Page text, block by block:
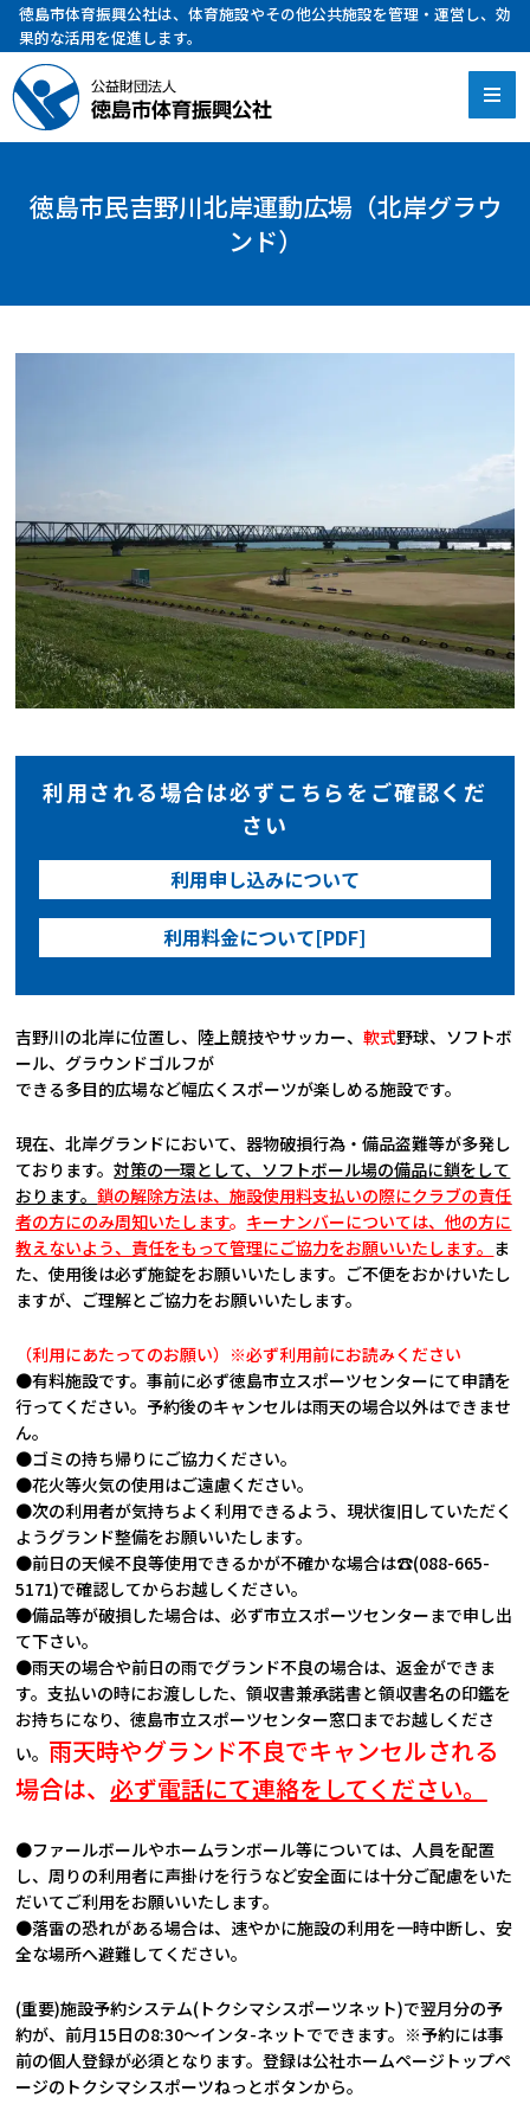
徳島市体育振興公社は、体育施設やその他公共施設を管理・運営し、効
果的な活用を促進します。
徳島市民吉野川北岸運動広場（北岸グラウ
ンド）
利用される場合は必ずこちらをご確認くだ
さい
利用申し込みについて
利用料金について[PDF]
吉野川の北岸に位置し、陸上競技やサッカー、軟式野球、ソフトボ
ール、グラウンドゴルフが
できる多目的広場など幅広くスポーツが楽しめる施設です。
現在、北岸グランドにおいて、器物破損行為・備品盗難等が多発し
ております。対策の一環として、ソフトボール場の備品に鎖をして
おります。鎖の解除方法は、施設使用料支払いの際にクラブの責任
者の方にのみ周知いたします。 キーナンバーについては、他の方に
教えないよう、責任をもって管理にご協力をお願いいたします。 ま
た、使用後は必ず施錠をお願いいたします。ご不便をおかけいたし
ますが、ご理解とご協力をお願いいたします。
（利用にあたってのお願い）※必ず利用前にお読みください
●有料施設です。事前に必ず徳島市立スポーツセンターにて申請を
行ってください。予約後のキャンセルは雨天の場合以外はできませ
ん。
●ゴミの持ち帰りにご協力ください。
●花火等火気の使用はご遠慮ください。
●次の利用者が気持ちよく利用できるよう、現状復旧していただく
ようグランド整備をお願いいたします。
●前日の天候不良等使用できるかが不確かな場合は☎(088-665-
5171)で確認してからお越しください。
●備品等が破損した場合は、必ず市立スポーツセンターまで申し出
て下さい。
●雨天の場合や前日の雨でグランド不良の場合は、返金ができま
す。支払いの時にお渡しした、領収書兼承諾書と領収書名の印鑑を
お持ちになり、徳島市立スポーツセンター窓口までお越しくださ
い。 雨天時やグランド不良でキャンセルされる
場合は、必ず電話にて連絡をしてください。
●ファールボールやホームランボール等については、人員を配置
し、周りの利用者に声掛けを行うなど安全面には十分ご配慮をいた
だいてご利用をお願いいたします。
●落雷の恐れがある場合は、速やかに施設の利用を一時中断し、安
全な場所へ避難してください。
(重要)施設予約システム(トクシマシスポーツネット)で翌月分の予
約が、前月15日の8:30～インタ-ネットでできます。※予約には事
前の個人登録が必須となります。登録は公社ホームページトップペ
ージのトクシマシスポーツねっとボタンから。